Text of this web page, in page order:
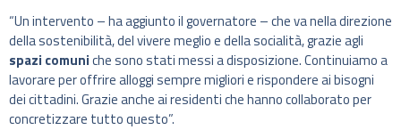
“Un intervento – ha aggiunto il governatore – che va nella direzione
della sostenibilità, del vivere meglio e della socialità, grazie agli
spazi comuniche sono stati messi a disposizione. Continuiamo a
lavorare per offrire alloggi sempre migliori e rispondere ai bisogni
dei cittadini. Grazie anche ai residenti che hanno collaborato per
concretizzare tutto questo”.